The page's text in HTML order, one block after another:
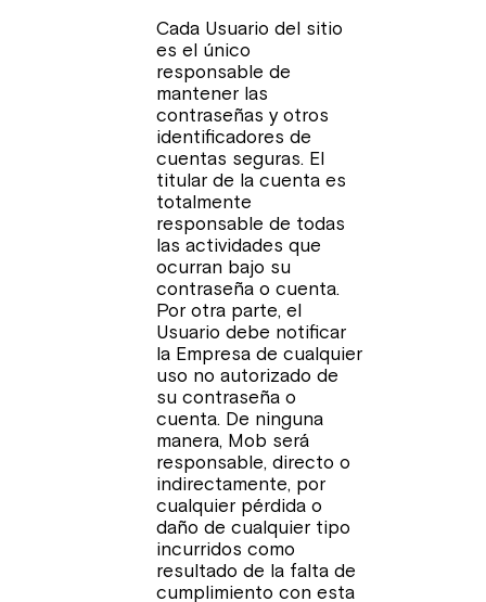
Cada Usuario del sitio
es el único
responsable de
mantener las
contraseñas y otros
identificadores de
cuentas seguras. El
titular de la cuenta es
totalmente
responsable de todas
las actividades que
ocurran bajo su
contraseña o cuenta.
Por otra parte, el
Usuario debe notificar
la Empresa de cualquier
uso no autorizado de
su contraseña o
cuenta. De ninguna
manera, Mob será
responsable, directo o
indirectamente, por
cualquier pérdida o
daño de cualquier tipo
incurridos como
resultado de la falta de
cumplimiento con esta